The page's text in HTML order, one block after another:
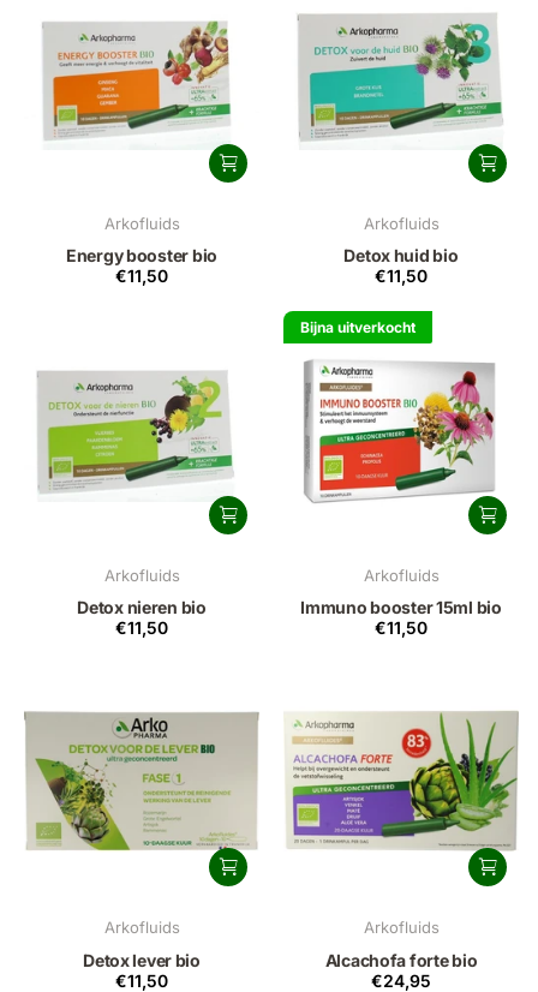
Arkofluids
Energy booster bio
€11,50
Arkofluids
Detox huid bio
€11,50
Arkofluids
Detox nieren bio
€11,50
Bijna uitverkocht
Arkofluids
Immuno booster 15ml bio
€11,50
Arkofluids
Detox lever bio
€11,50
Arkofluids
Alcachofa forte bio
€24,95